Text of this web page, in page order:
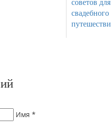
Имя *